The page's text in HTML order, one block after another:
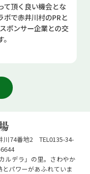
て頂く良い機会とな
ボで赤井川村のPRと
ポンサー企業との交
川74番地2 TEL0135-34-
ルデラ」の里。さわやか
パワーがあふれていま